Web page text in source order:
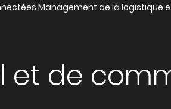
Management de la logistique
et de